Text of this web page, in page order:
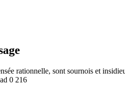
rationnelle, sont sournois et
0 216